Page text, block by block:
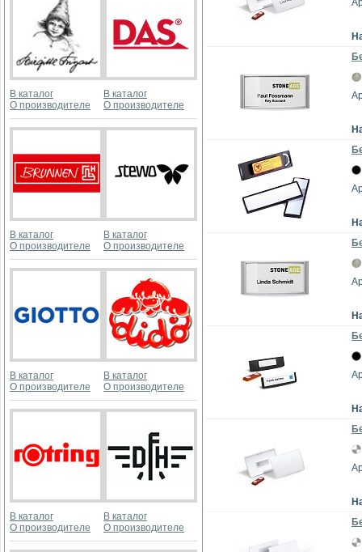
В каталог
О производителе
В каталог
О производителе
В каталог
О производителе
В каталог
О производителе
В каталог
О производителе
В каталог
О производителе
В каталог
О производителе
В каталог
О производителе